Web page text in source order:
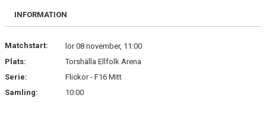
DOKUMENT
KONTAKT
INFORMATION
Matchstart:
lör 08 november, 11:00
Plats:
Torshälla Ellfolk Arena
Serie:
Flickor - F16 Mitt
Samling:
10:00